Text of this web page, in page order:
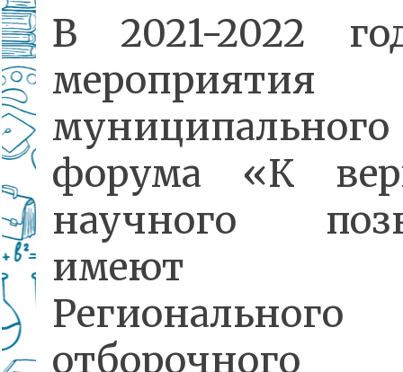
В 2021-2022
мероприятия
муниципального
форума «К
научного
имеют
Регионального
отборочного